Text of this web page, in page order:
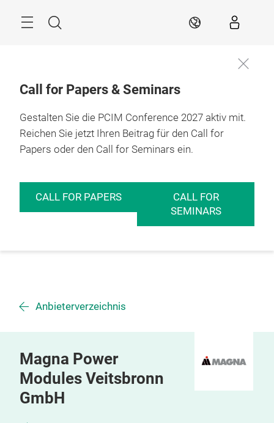
Suche DE
Call for Papers & Seminars
Gestalten Sie die PCIM Conference 2027 aktiv mit.
Reichen Sie jetzt Ihren Beitrag für den Call for
Papers oder den Call for Seminars ein.
CALL FOR PAPERS
CALL FOR
SEMINARS
Anbieterverzeichnis
Magna Power
Modules Veitsbronn
GmbH